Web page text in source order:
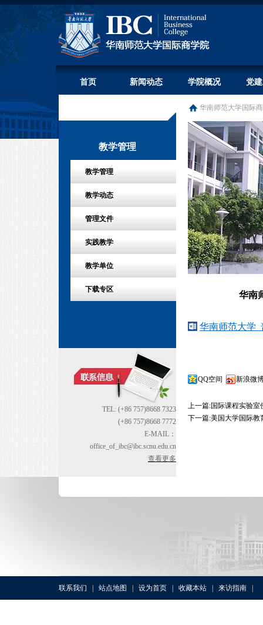
首页 新闻动态 学院概况 党
教学管理
教学管理
教学动态
管理文件
实践教学
教学单位
下载专区
TEL: (+86 757)8668 7323
(+86 757)8668 7772
E-MAIL：
office_of_ibc@ibc.scnu.edu.cn
查看更多
华南师范大学国际
华南
华南师范大学
QQ空间 新浪微
上一篇:国际课程实验室
下一篇:美国大学国际教
联系我们 站点地图 设为首页 收藏本站 来访指南